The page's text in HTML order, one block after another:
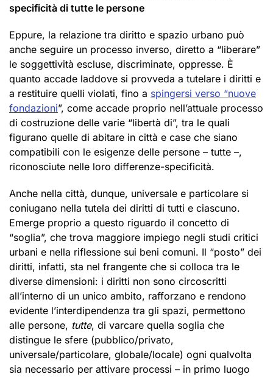
specificità di tutte le persone
Eppure, la relazione tra diritto e spazio urbano può
anche seguire un processo inverso, diretto a “liberare”
le soggettività escluse, discriminate, oppresse. È
quanto accade laddove si provveda a tutelare i diritti e
a restituire quelli violati, fino a spingersi verso “nuove
fondazioni”, come accade proprio nell’attuale processo
di costruzione delle varie “libertà di”, tra le quali
figurano quelle di abitare in città e case che siano
compatibili con le esigenze delle persone – tutte –,
riconosciute nelle loro differenze-specificità.
Anche nella città, dunque, universale e particolare si
coniugano nella tutela dei diritti di tutti e ciascuno.
Emerge proprio a questo riguardo il concetto di
“soglia”, che trova maggiore impiego negli studi critici
urbani e nella riflessione sui beni comuni. Il “posto” dei
diritti, infatti, sta nel frangente che si colloca tra le
diverse dimensioni: i diritti non sono circoscritti
all’interno di un unico ambito, rafforzano e rendono
evidente l’interdipendenza tra gli spazi, permettono
alle persone, tutte, di varcare quella soglia che
distingue le sfere (pubblico/privato,
universale/particolare, globale/locale) ogni qualvolta
sia necessario per attivare processi – in primo luogo